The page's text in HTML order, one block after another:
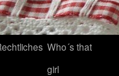
Who´s that
girl